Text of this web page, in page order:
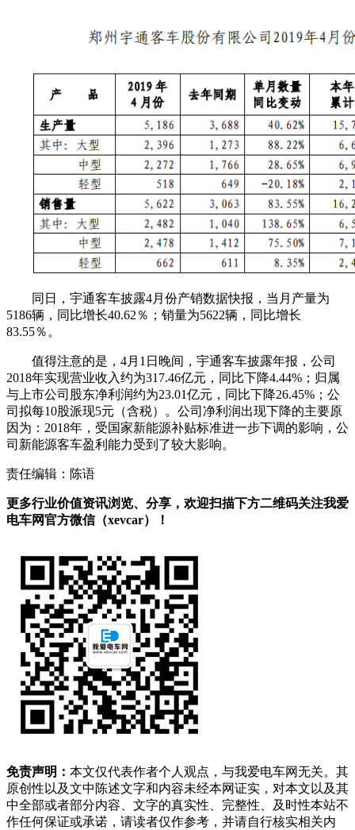
同日，宇通客车披露4月份产销数据快报，当月产量为
5186辆，同比增长40.62％；销量为5622辆，同比增长
83.55％。
值得注意的是，4月1日晚间，宇通客车披露年报，公司
2018年实现营业收入约为317.46亿元，同比下降4.44%；归属
与上市公司股东净利润约为23.01亿元，同比下降26.45%；公
司拟每10股派现5元（含税）。公司净利润出现下降的主要原
因为：2018年，受国家新能源补贴标准进一步下调的影响，公
司新能源客车盈利能力受到了较大影响。
责任编辑：陈语
更多行业价值资讯浏览、分享，欢迎扫描下方二维码关注我爱
电车网官方微信（xevcar）！
免责声明： 本文仅代表作者个人观点，与我爱电车网无关。其
原创性以及文中陈述文字和内容未经本网证实，对本文以及其
中全部或者部分内容、文字的真实性、完整性、及时性本站不
作任何保证或承诺，请读者仅作参考，并请自行核实相关内